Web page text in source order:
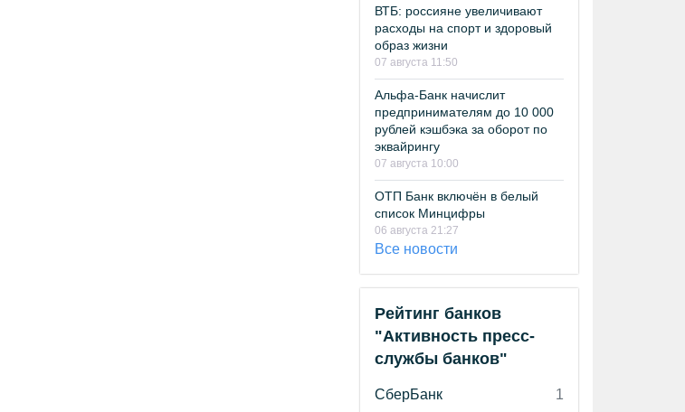
ВТБ: россияне увеличивают
расходы на спорт и здоровый
образ жизни
07 августа 11:50
Альфа-Банк начислит
предпринимателям до 10 000
рублей кэшбэка за оборот по
эквайрингу
07 августа 10:00
ОТП Банк включён в белый
список Минцифры
06 августа 21:27
Все новости
Рейтинг банков
"Активность пресс-
службы банков"
СберБанк
1